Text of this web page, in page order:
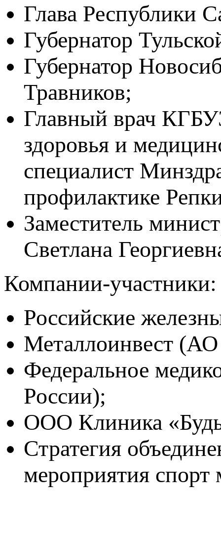
Глава Республики
Губернатор
Губернатор
Травников;
Главный врач
здоровья и
специалист
профилактике
Заместитель
Светлана
Компании-участники:
Российские
Металлоинвест
Федеральное
России);
ООО Клиника
Стратегия
мероприятия